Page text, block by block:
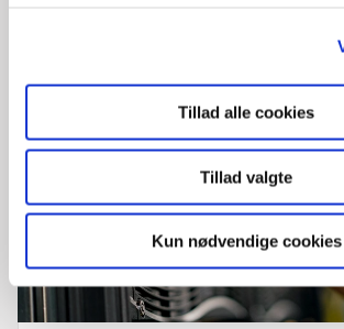
Tillad alle cookies
Tillad valgte
Kun nødvendige cookies